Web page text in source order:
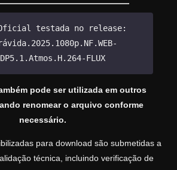
Oficial testada no release:
FLUX
pode ser utilizada em outros
renomear o arquivo conforme
necessário.
para download são submetidas a
técnica, incluindo verificação de